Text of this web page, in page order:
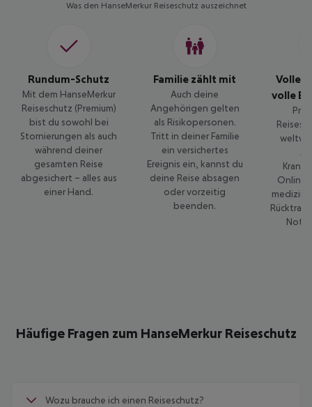
Was den HanseMerkur Reiseschutz auszeichnet
Rundum-Schutz
Mit dem HanseMerkur
Reiseschutz (Premium)
bist du sowohl bei
Stornierungen als auch
während deiner
gesamten Reise
abgesichert – alles aus
einer Hand.
Familie zählt mit
Auch deine
Angehörigen gelten
als Risikopersonen.
Tritt in deiner Familie
ein versichertes
Ereignis ein, kannst du
deine Reise absagen
oder vorzeitig
beenden.
Volle
volle
Online-
Häufige Fragen zum HanseMerkur Reiseschutz
Wozu brauche ich einen Reiseschutz?